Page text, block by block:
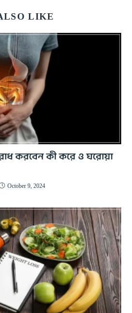
LIKE
রোধ করবেন কী করে ও ঘরোয়া
October 9, 2024